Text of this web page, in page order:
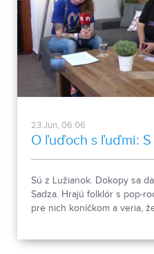
23.Jun, 06:06
O ľuďoch s ľuďmi:
Sú z Lužianok. Dokopy sa
Sadza. Hrajú folklór s pop-
pre nich koníčkom a veria,